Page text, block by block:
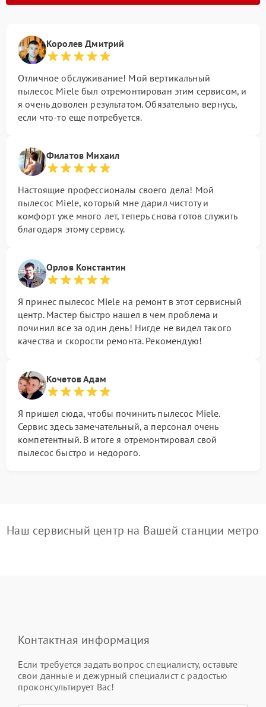
Королев Дмитрий
Отличное обслуживание! Мой вертикальный
пылесос Miele был отремонтирован этим сервисом, и
я очень доволен результатом. Обязательно вернусь,
если что-то еще потребуется.
Филатов Михаил
Настоящие профессионалы своего дела! Мой
пылесос Miele, который мне дарил чистоту и
комфорт уже много лет, теперь снова готов служить
благодаря этому сервису.
Орлов Константин
Я принес пылесос Miele на ремонт в этот сервисный
центр. Мастер быстро нашел в чем проблема и
починил все за один день! Нигде не видел такого
качества и скорости ремонта. Рекомендую!
Кочетов Адам
Я пришел сюда, чтобы починить пылесос Miele.
Сервис здесь замечательный, а персонал очень
компетентный. В итоге я отремонтировал свой
пылесос быстро и недорого.
Наш сервисный центр на Вашей станции метро
Контактная информация
Если требуется задать вопрос специалисту, оставьте
свои данные и дежурный специалист с радостью
проконсультирует Вас!